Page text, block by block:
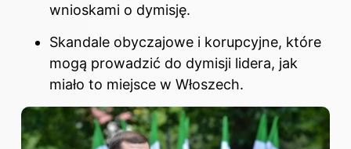
wnioskami o dymisję.
Skandale obyczajowe i korupcyjne, które
mogą prowadzić do dymisji lidera, jak
miało to miejsce w Włoszech.